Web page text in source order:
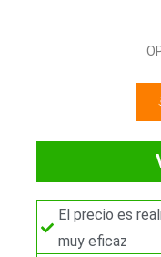
El precio es
muy eficaz